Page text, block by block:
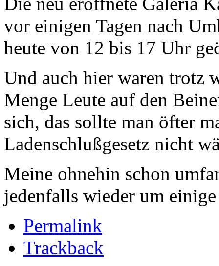
vor einigen Tagen nach
heute von 12 bis 17 Uhr
Und auch hier waren trotz
Menge Leute auf den
sich, das sollte man öfter
Ladenschlußgesetz nicht
Meine ohnehin schon
jedenfalls wieder um
Permalink
Trackback